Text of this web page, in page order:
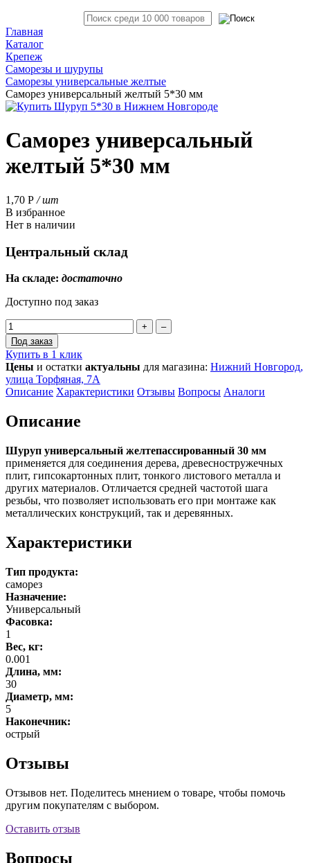
Главная
Каталог
Крепеж
Саморезы и шурупы
Саморезы универсальные желтые
Саморез универсальный желтый 5*30 мм
Саморез универсальный
желтый 5*30 мм
1,70 Р / шт
В избранное
Нет в наличии
Центральный склад
На складе: достаточно
Доступно под заказ
+
–
Под заказ
Купить в 1 клик
Цены и остатки актуальны для магазина: Нижний Новгород,
улица Торфяная, 7А
Описание Характеристики Отзывы Вопросы Аналоги
Описание
Шуруп универсальный желтепассированный 30 мм
применяется для соединения дерева, древесностружечных
плит, гипсокартонных плит, тонкого листового металла и
других материалов. Отличается средней частотой шага
резьбы, что позволяет использовать его при монтаже как
металлических конструкций, так и деревянных.
Характеристики
Тип продукта:
саморез
Назначение:
Универсальный
Фасовка:
1
Вес, кг:
0.001
Длина, мм:
30
Диаметр, мм:
5
Наконечник:
острый
Отзывы
Отзывов нет. Поделитесь мнением о товаре, чтобы помочь
другим покупателям с выбором.
Оставить отзыв
Вопросы